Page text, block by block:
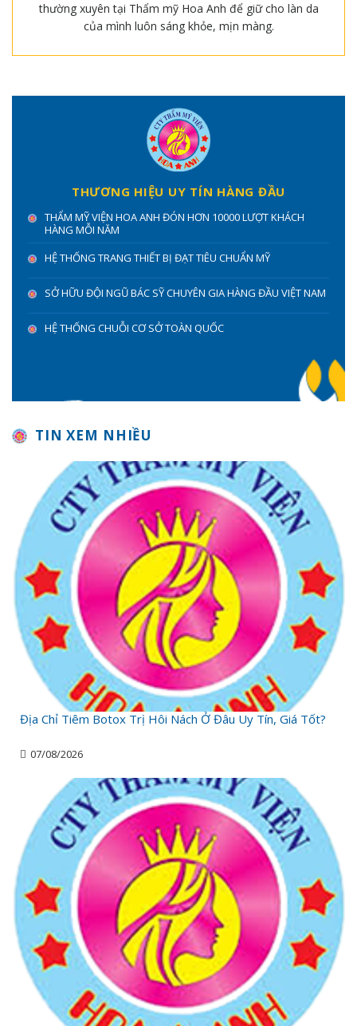
thường xuyên tại Thẩm mỹ Hoa Anh để giữ cho làn da
của mình luôn sáng khỏe, mịn màng.
THƯƠNG HIỆU UY TÍN HÀNG ĐẦU
THẨM MỸ VIỆN HOA ANH ĐÓN HƠN 10000 LƯỢT KHÁCH
HÀNG MỖI NĂM
HỆ THỐNG TRANG THIẾT BỊ ĐẠT TIÊU CHUẨN MỸ
SỞ HỮU ĐỘI NGŨ BÁC SỸ CHUYÊN GIA HÀNG ĐẦU VIỆT NAM
HỆ THỐNG CHUỖI CƠ SỞ TOÀN QUỐC
TIN XEM NHIỀU
Địa Chỉ Tiêm Botox Trị Hôi Nách Ở Đâu Uy Tín, Giá Tốt?
07/08/2026